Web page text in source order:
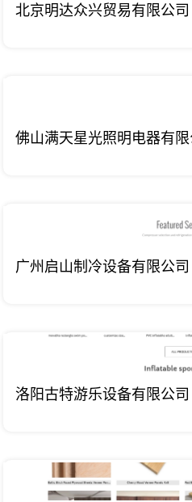
北京明达众兴贸易有限公司
佛山满天星光照明电器有限
广州启山制冷设备有限公司
洛阳古特游乐设备有限公司